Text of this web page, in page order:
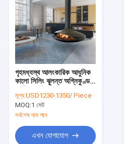
গৃহমধ্যস্থ আলংকারিক আধুনিক
কালো সিলিং ঝুলন্ত অগ্নিকুণ্ড
মূল্য:USD1230-1350/ Piece
MOQ:1 সেট
সর্বশেষ দাম পান
এখন যোগাযোগ